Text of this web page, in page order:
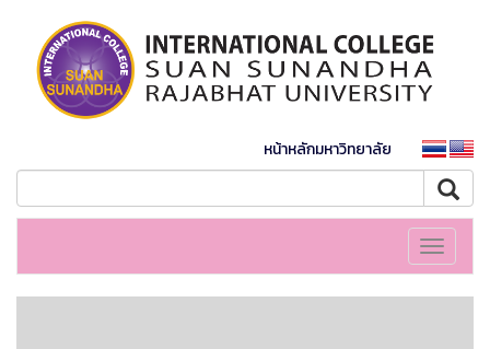
หน้าหลักมหาวิทยาลัย
Toggle